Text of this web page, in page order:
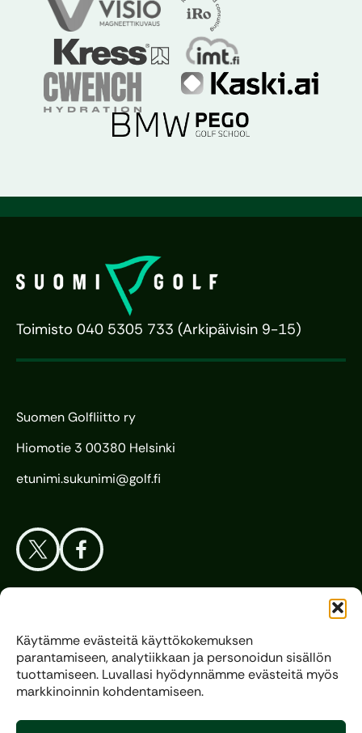
Käytämme evästeitä käyttökokemuksen
parantamiseen, analytiikkaan ja personoidun sisällön
tuottamiseen. Luvallasi hyödynnämme evästeitä myös
markkinoinnin kohdentamiseen.
Toimisto 040 5305 733 (Arkipäivisin 9-15)
Suomen Golfliitto ry
Hiomotie 3 00380 Helsinki
etunimi.sukunimi@golf.fi
Liitto
Kilpagolf